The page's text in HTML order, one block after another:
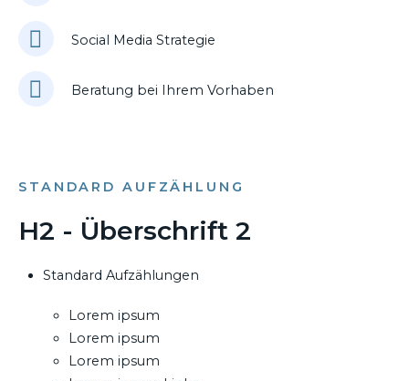
Social Media Strategie
Beratung bei Ihrem Vorhaben
STANDARD AUFZÄHLUNG
H2 - Überschrift 2
Standard Aufzählungen
Lorem ipsum
Lorem ipsum
Lorem ipsum